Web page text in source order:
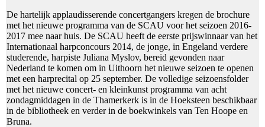
De hartelijk applaudisserende concertgangers kregen de brochure
met het nieuwe programma van de SCAU voor het seizoen 2016-
2017 mee naar huis. De SCAU heeft de eerste prijswinnaar van het
Internationaal harpconcours 2014, de jonge, in Engeland verdere
studerende, harpiste Juliana Myslov, bereid gevonden naar
Nederland te komen om in Uithoorn het nieuwe seizoen te openen
met een harprecital op 25 september. De volledige seizoensfolder
met het nieuwe concert- en kleinkunst programma van acht
zondagmiddagen in de Thamerkerk is in de Hoeksteen beschikbaar
in de bibliotheek en verder in de boekwinkels van Ten Hoope en
Bruna.